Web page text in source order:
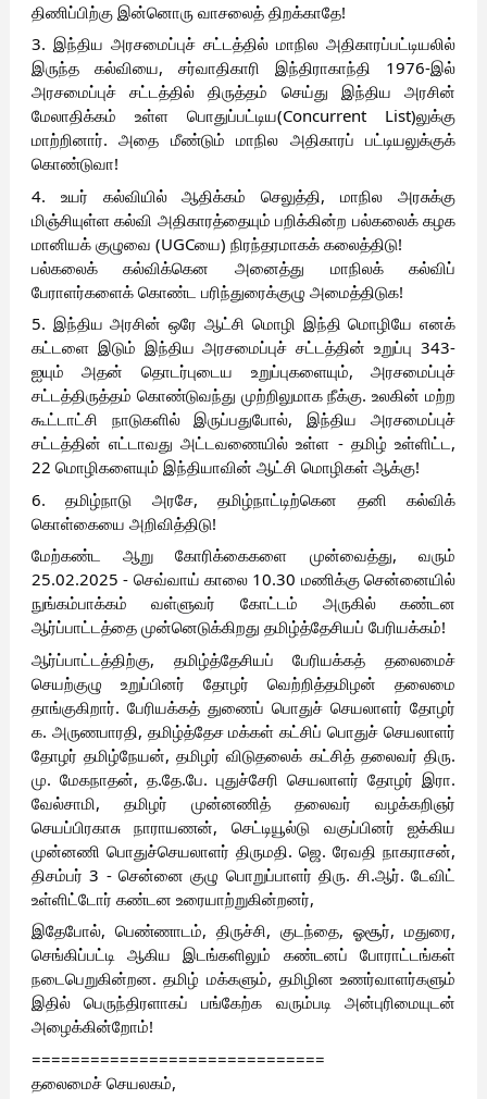
திணிப்பிற்கு இன்னொரு வாசலைத் திறக்காதே!
3. இந்திய அரசமைப்புச் சட்டத்தில் மாநில அதிகாரப்பட்டியலில்
இருந்த கல்வியை, சர்வாதிகாரி இந்திராகாந்தி 1976-இல்
அரசமைப்புச் சட்டத்தில் திருத்தம் செய்து இந்திய அரசின்
மேலாதிக்கம் உள்ள பொதுப்பட்டிய(Concurrent List)லுக்கு
மாற்றினார். அதை மீண்டும் மாநில அதிகாரப் பட்டியலுக்குக்
கொண்டுவா!
4. உயர் கல்வியில் ஆதிக்கம் செலுத்தி, மாநில அரசுக்கு
மிஞ்சியுள்ள கல்வி அதிகாரத்தையும் பறிக்கின்ற பல்கலைக் கழக
மானியக் குழுவை (UGCயை) நிரந்தரமாகக் கலைத்திடு!
பல்கலைக் கல்விக்கென அனைத்து மாநிலக் கல்விப்
பேராளர்களைக் கொண்ட பரிந்துரைக்குழு அமைத்திடுக!
5. இந்திய அரசின் ஒரே ஆட்சி மொழி இந்தி மொழியே எனக்
கட்டளை இடும் இந்திய அரசமைப்புச் சட்டத்தின் உறுப்பு 343-
ஐயும் அதன் தொடர்புடைய உறுப்புகளையும், அரசமைப்புச்
சட்டத்திருத்தம் கொண்டுவந்து முற்றிலுமாக நீக்கு. உலகின் மற்ற
கூட்டாட்சி நாடுகளில் இருப்பதுபோல், இந்திய அரசமைப்புச்
சட்டத்தின் எட்டாவது அட்டவணையில் உள்ள - தமிழ் உள்ளிட்ட,
22 மொழிகளையும் இந்தியாவின் ஆட்சி மொழிகள் ஆக்கு!
6. தமிழ்நாடு அரசே, தமிழ்நாட்டிற்கென தனி கல்விக்
கொள்கையை அறிவித்திடு!
மேற்கண்ட ஆறு கோரிக்கைகளை முன்வைத்து, வரும்
25.02.2025 - செவ்வாய் காலை 10.30 மணிக்கு சென்னையில்
நுங்கம்பாக்கம் வள்ளுவர் கோட்டம் அருகில் கண்டன
ஆர்ப்பாட்டத்தை முன்னெடுக்கிறது தமிழ்த்தேசியப் பேரியக்கம்!
ஆர்ப்பாட்டத்திற்கு, தமிழ்த்தேசியப் பேரியக்கத் தலைமைச்
செயற்குழு உறுப்பினர் தோழர் வெற்றித்தமிழன் தலைமை
தாங்குகிறார். பேரியக்கத் துணைப் பொதுச் செயலாளர் தோழர்
க. அருணபாரதி, தமிழ்த்தேச மக்கள் கட்சிப் பொதுச் செயலாளர்
தோழர் தமிழ்நேயன், தமிழர் விடுதலைக் கட்சித் தலைவர் திரு.
மு. மேகநாதன், த.தே.பே. புதுச்சேரி செயலாளர் தோழர் இரா.
வேல்சாமி, தமிழர் முன்னணித் தலைவர் வழக்கறிஞர்
செயப்பிரகாசு நாராயணன், செட்டியூல்டு வகுப்பினர் ஐக்கிய
முன்னணி பொதுச்செயலாளர் திருமதி. ஜெ. ரேவதி நாகராசன்,
திசம்பர் 3 - சென்னை குழு பொறுப்பாளர் திரு. சி.ஆர். டேவிட்
உள்ளிட்டோர் கண்டன உரையாற்றுகின்றனர்,
இதேபோல், பெண்ணாடம், திருச்சி, குடந்தை, ஓசூர், மதுரை,
செங்கிப்பட்டி ஆகிய இடங்களிலும் கண்டனப் போராட்டங்கள்
நடைபெறுகின்றன. தமிழ் மக்களும், தமிழின உணர்வாளர்களும்
இதில் பெருந்திரளாகப் பங்கேற்க வரும்படி அன்புரிமையுடன்
அழைக்கின்றோம்!
==============================
தலைமைச் செயலகம்,